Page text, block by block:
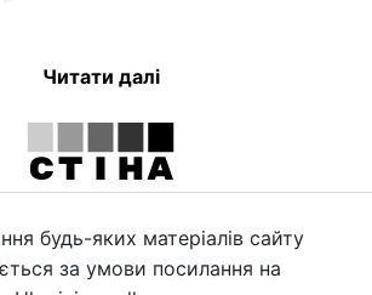
Читати далі
будь-яких матеріалів сайту
за умови посилання на